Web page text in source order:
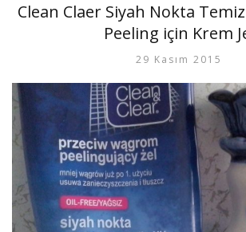
Clean Claer Siyah Nokta
Peeling için Krem
29 Kasım 2015